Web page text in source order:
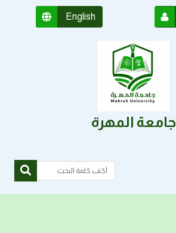
English
جامعة المهرة